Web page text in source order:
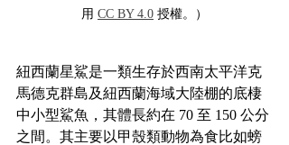
用 CC BY 4.0 授權。）
紐西蘭星鯊是一類生存於西南太平洋克
馬德克群島及紐西蘭海域大陸棚的底棲
中小型鯊魚，其體長約在 70 至 150 公分
之間。其主要以甲殼類動物為食比如螃